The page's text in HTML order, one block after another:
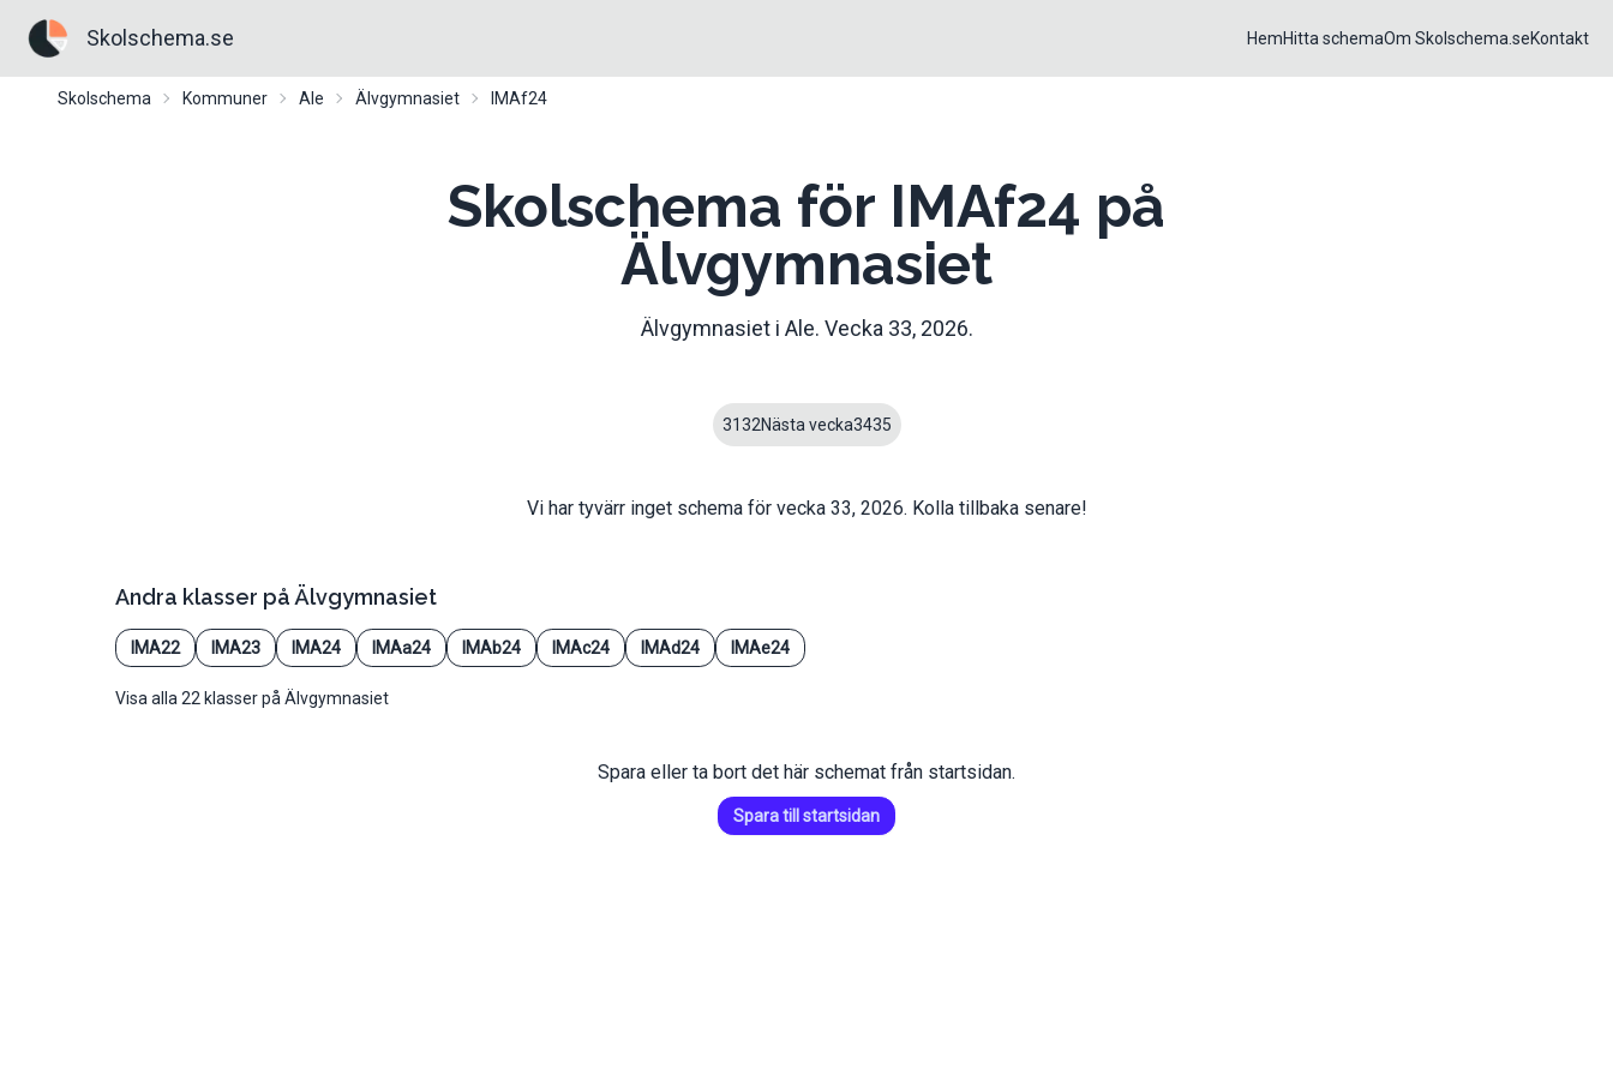
Skolschema.se HemHitta schemaOm Skolschema.seKontakt
Skolschema Kommuner Ale Älvgymnasiet IMAf24
Skolschema för IMAf24 på
Älvgymnasiet
Älvgymnasieti Ale. Vecka 33, 2026.
3132Nästa vecka3435
Vi har tyvärr inget schema för vecka 33, 2026. Kolla tillbaka senare!
Andra klasser på Älvgymnasiet
IMA22 IMA23 IMA24 IMAa24 IMAb24 IMAc24 IMAd24 IMAe24
Visa alla 22 klasser på Älvgymnasiet
Spara eller ta bort det här schemat från startsidan.
Spara till startsidan